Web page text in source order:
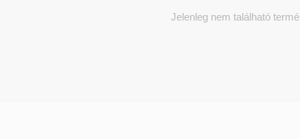
Jelenleg nem található